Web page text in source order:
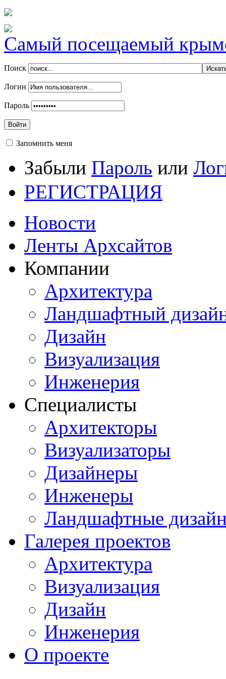
Самый посещаемый
Поиск
Логин
Пароль
Войти
Запомнить меня
Забыли Пароль или
РЕГИСТРАЦИЯ
Новости
Ленты Архсайтов
Компании
Архитектура
Ландшафтный
Дизайн
Визуализация
Инженерия
Специалисты
Архитекторы
Визуализаторы
Дизайнеры
Инженеры
Ландшафтные
Галерея проектов
Архитектура
Визуализация
Дизайн
Инженерия
О проекте